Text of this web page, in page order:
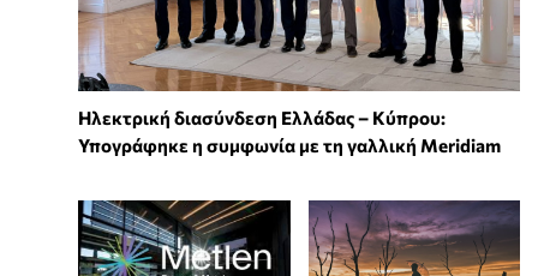
Ηλεκτρική διασύνδεση Ελλάδας – Κύπρου:
Υπογράφηκε η συμφωνία με τη γαλλική Meridiam